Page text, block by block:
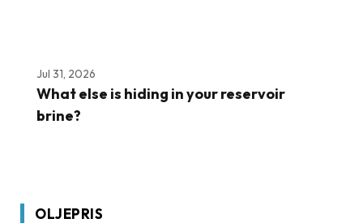
Jul 31, 2026
What else is hiding in your reservoir
brine?
OLJEPRIS